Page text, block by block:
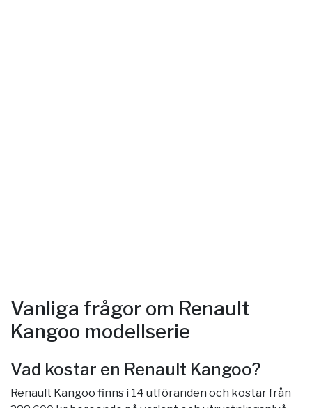
Vanliga frågor om Renault
Kangoo modellserie
Vad kostar en Renault Kangoo?
Renault Kangoo finns i 14 utföranden och kostar från